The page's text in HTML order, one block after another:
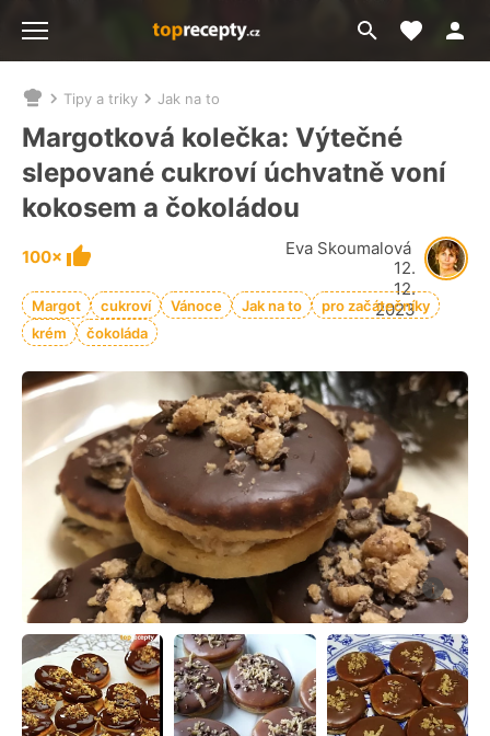
Přejít
na
Moje
Nacházíte
se
zde:
Tipy a triky Jak na to
Margotková kolečka: Výtečné
slepované cukroví úchvatně voní
kokosem a čokoládou
100×
Eva Skoumalová
12.
12.
2023
Margot cukroví Vánoce Jak na to
pro začátečníky
krém
čokoláda